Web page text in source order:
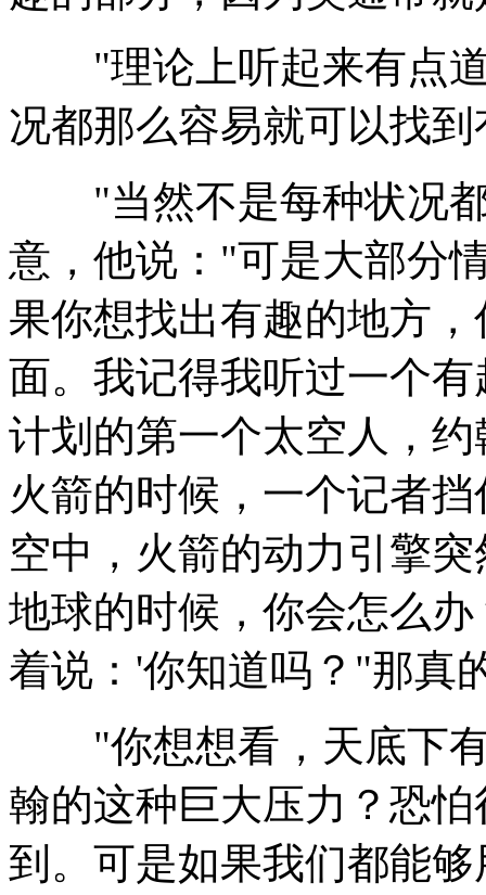
"理论上听起来有点道
况都那么容易就可以找
"当然不是每种状况都
意，他说："可是大部分
果你想找出有趣的地方
面。我记得我听过一个
计划的第一个太空人，
火箭的时候，一个记者
空中，火箭的动力引擎
地球的时候，你会怎么
着说：'你知道吗？"那真
"你想想看，天底下有
翰的这种巨大压力？恐
到。可是如果我们都能